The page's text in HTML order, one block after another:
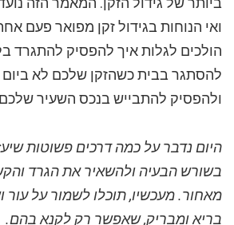
ואי הנוחות בגידול זקן מפואר פעם
הולכים לגלות איך להפסיק להתגרד
להסתגר בבית כשהזקן שלכם לא ביום
ולהפסיק להתבייש בנכס השעיר
היום נדבר על כמה דרכים פשוטות
בשורש הבעיה ולהשאיר את הגרד
מאחור. מעכשיו, תוכלו לשמור על עור
בריא ומבריק, שאפשר רק לקנא בהם.